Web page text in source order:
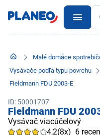
Malé domáce
Vysávače podľa typu povrchu
Fieldmann FDU 2003-E
ID: 50001707
Fieldmann FDU
Vysávač viacúčelový
4,2(8x) 6